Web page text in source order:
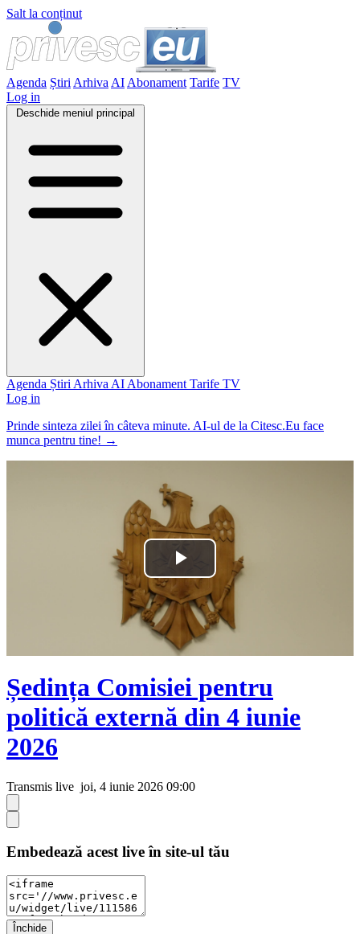
Salt la conținut
Agenda Știri Arhiva AI Abonament Tarife TV
Log in
Deschide meniul principal
Agenda Știri Arhiva AI Abonament Tarife TV
Log in
Prinde sinteza zilei în câteva minute. AI-ul de la Citesc.Eu face
munca pentru tine! →
Play
Video
Ședința Comisiei pentru
politică externă din 4 iunie
2026
Transmis live joi, 4 iunie 2026 09:00
Embedează acest live în site-ul tău
Închide